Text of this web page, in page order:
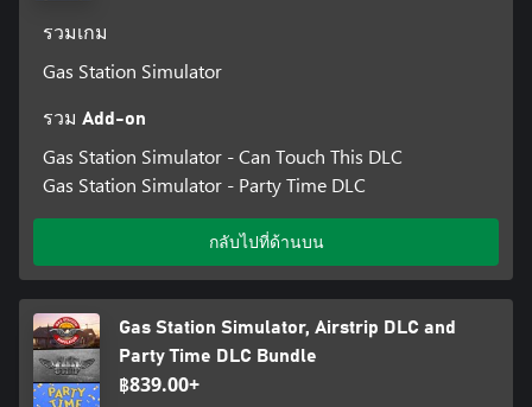
รวมเกม
Gas Station Simulator
รวม Add-on
Gas Station Simulator - Can Touch This DLC
Gas Station Simulator - Party Time DLC
กลับไปที่ด้านบน
Gas Station Simulator, Airstrip DLC and
Party Time DLC Bundle
฿839.00+